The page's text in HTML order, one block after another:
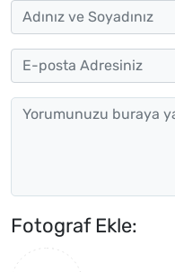
Fotograf Ekle: